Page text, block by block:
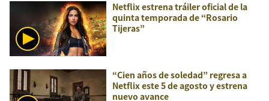
Netflix estrena tráiler oficial de la
quinta temporada de “Rosario
Tijeras”
“Cien años de soledad” regresa a
Netflix este 5 de agosto y estrena
nuevo avance